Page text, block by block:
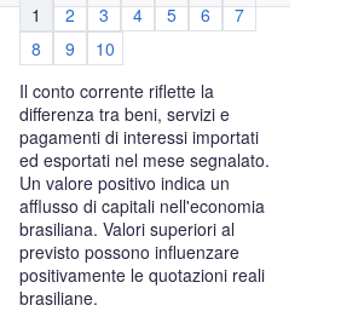
1
2 3 4 5 6
7
8
9
10
Il conto corrente riflette la
differenza tra beni, servizi e
pagamenti di interessi importati
ed esportati nel mese segnalato.
Un valore positivo indica un
afflusso di capitali nell'economia
brasiliana. Valori superiori al
previsto possono influenzare
positivamente le quotazioni reali
brasiliane.